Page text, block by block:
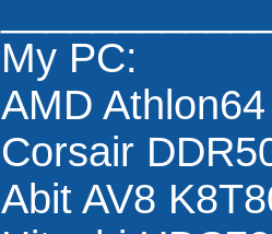
My PC:
AMD
Corsair
Abit AV8